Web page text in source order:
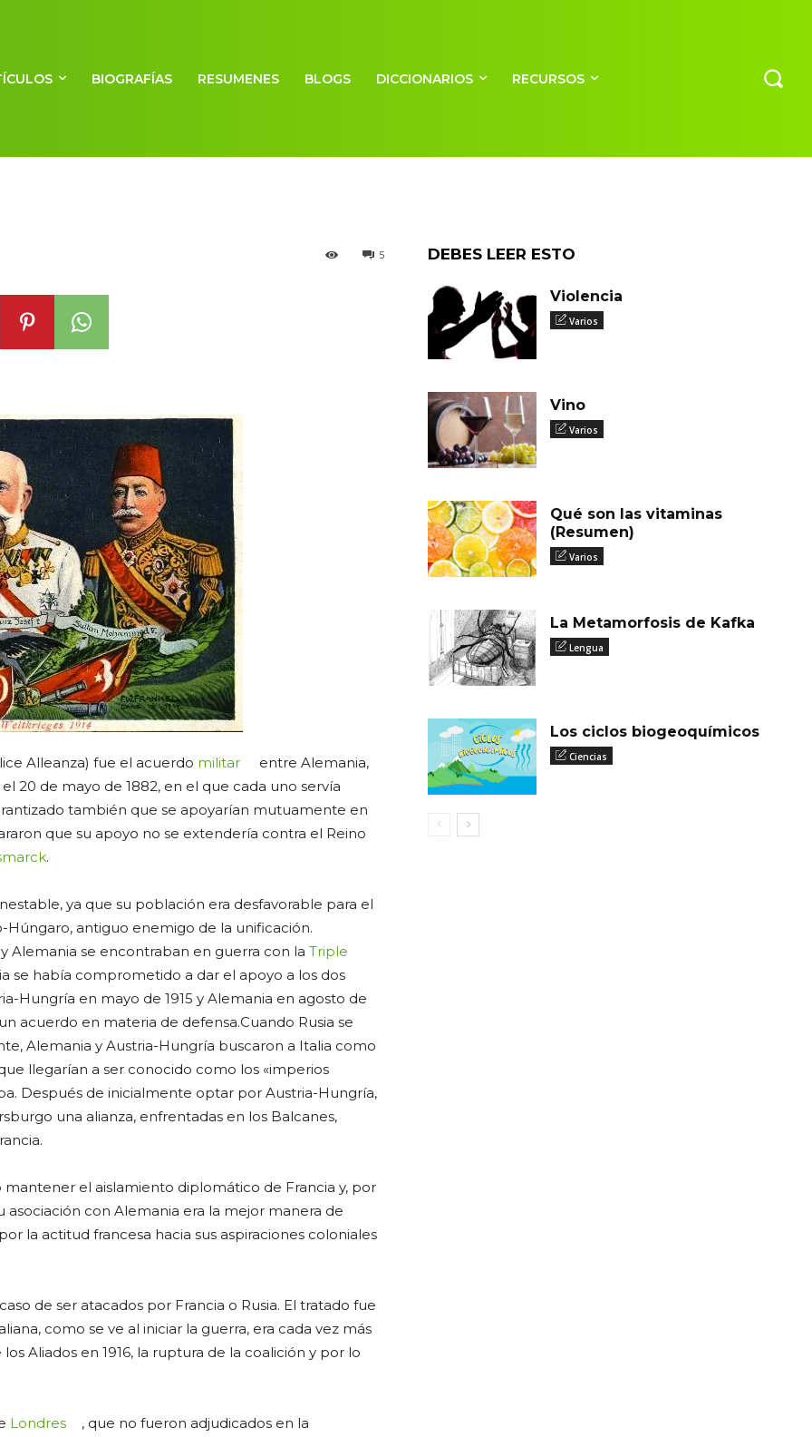
BIOGRAFÍAS RESUMENES BLOGS DICCIONARIOS RECURSOS
5
Alleanza) fue el acuerdo militar
entre Alemania,
20 de mayo de 1882, en el que cada uno servía
también que se apoyarían mutuamente en
que su apoyo no se extendería contra el Reino
.
ya que su población era desfavorable para el
Húngaro, antiguo enemigo de la unificación.
Alemania se encontraban en guerra con la Triple
se había comprometido a dar el apoyo a los dos
Hungría en mayo de 1915 y Alemania en agosto de
acuerdo en materia de defensa.Cuando Rusia se
Alemania y Austria-Hungría buscaron a Italia como
llegarían a ser conocido como los «imperios
Después de inicialmente optar por Austria-Hungría,
una alianza, enfrentadas en los Balcanes,
el aislamiento diplomático de Francia y, por
asociación con Alemania era la mejor manera de
la actitud francesa hacia sus aspiraciones coloniales
de ser atacados por Francia o Rusia. El tratado fue
como se ve al iniciar la guerra, era cada vez más
Aliados en 1916, la ruptura de la coalición y por lo
Londres
, que no fueron adjudicados en la
DEBES LEER ESTO
Violencia
Varios
Vino
Varios
Qué son las vitaminas
(Resumen)
Varios
La Metamorfosis de Kafka
Lengua
Los ciclos biogeoquímicos
Ciencias